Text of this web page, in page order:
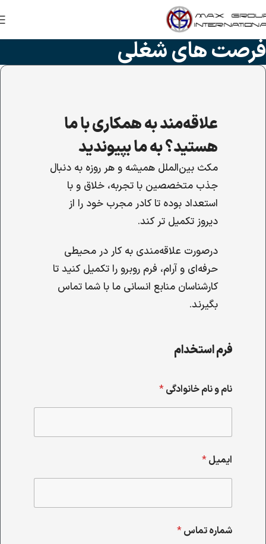
فرصت های شغلی
علاقه‌مند به همکاری با ما
هستید؟ به ما بپیوندید
مکث بین‌الملل همیشه و هر روزه به دنبال
جذب متخصصین با تجربه، خلاق و با
استعداد بوده تا کادر مجرب خود را از
دیروز تکمیل تر کند.
درصورت علاقه‌مندی به کار در محیطی
حرفه‌ای و آرام، فرم روبرو را تکمیل کنید تا
کارشناسان منابع انسانی ما با شما تماس
بگیرند.
فرم استخدام
نام و نام خانوادگی*
ایمیل*
شماره تماس*